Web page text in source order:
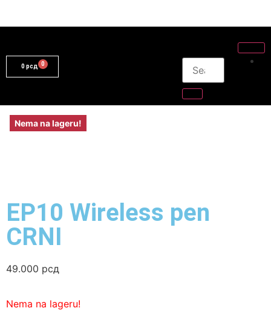
0рсд
Nema na lageru!
EP10 Wireless pen
CRNI
49.000 рсд
Nema na lageru!